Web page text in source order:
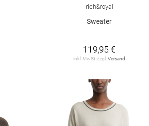
rich&royal
Sweater
119,95 €
inkl. MwSt. zzgl.Versand